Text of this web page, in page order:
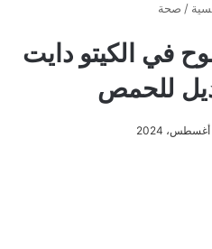
/ صحة
في الكيتو دايت
للحمص